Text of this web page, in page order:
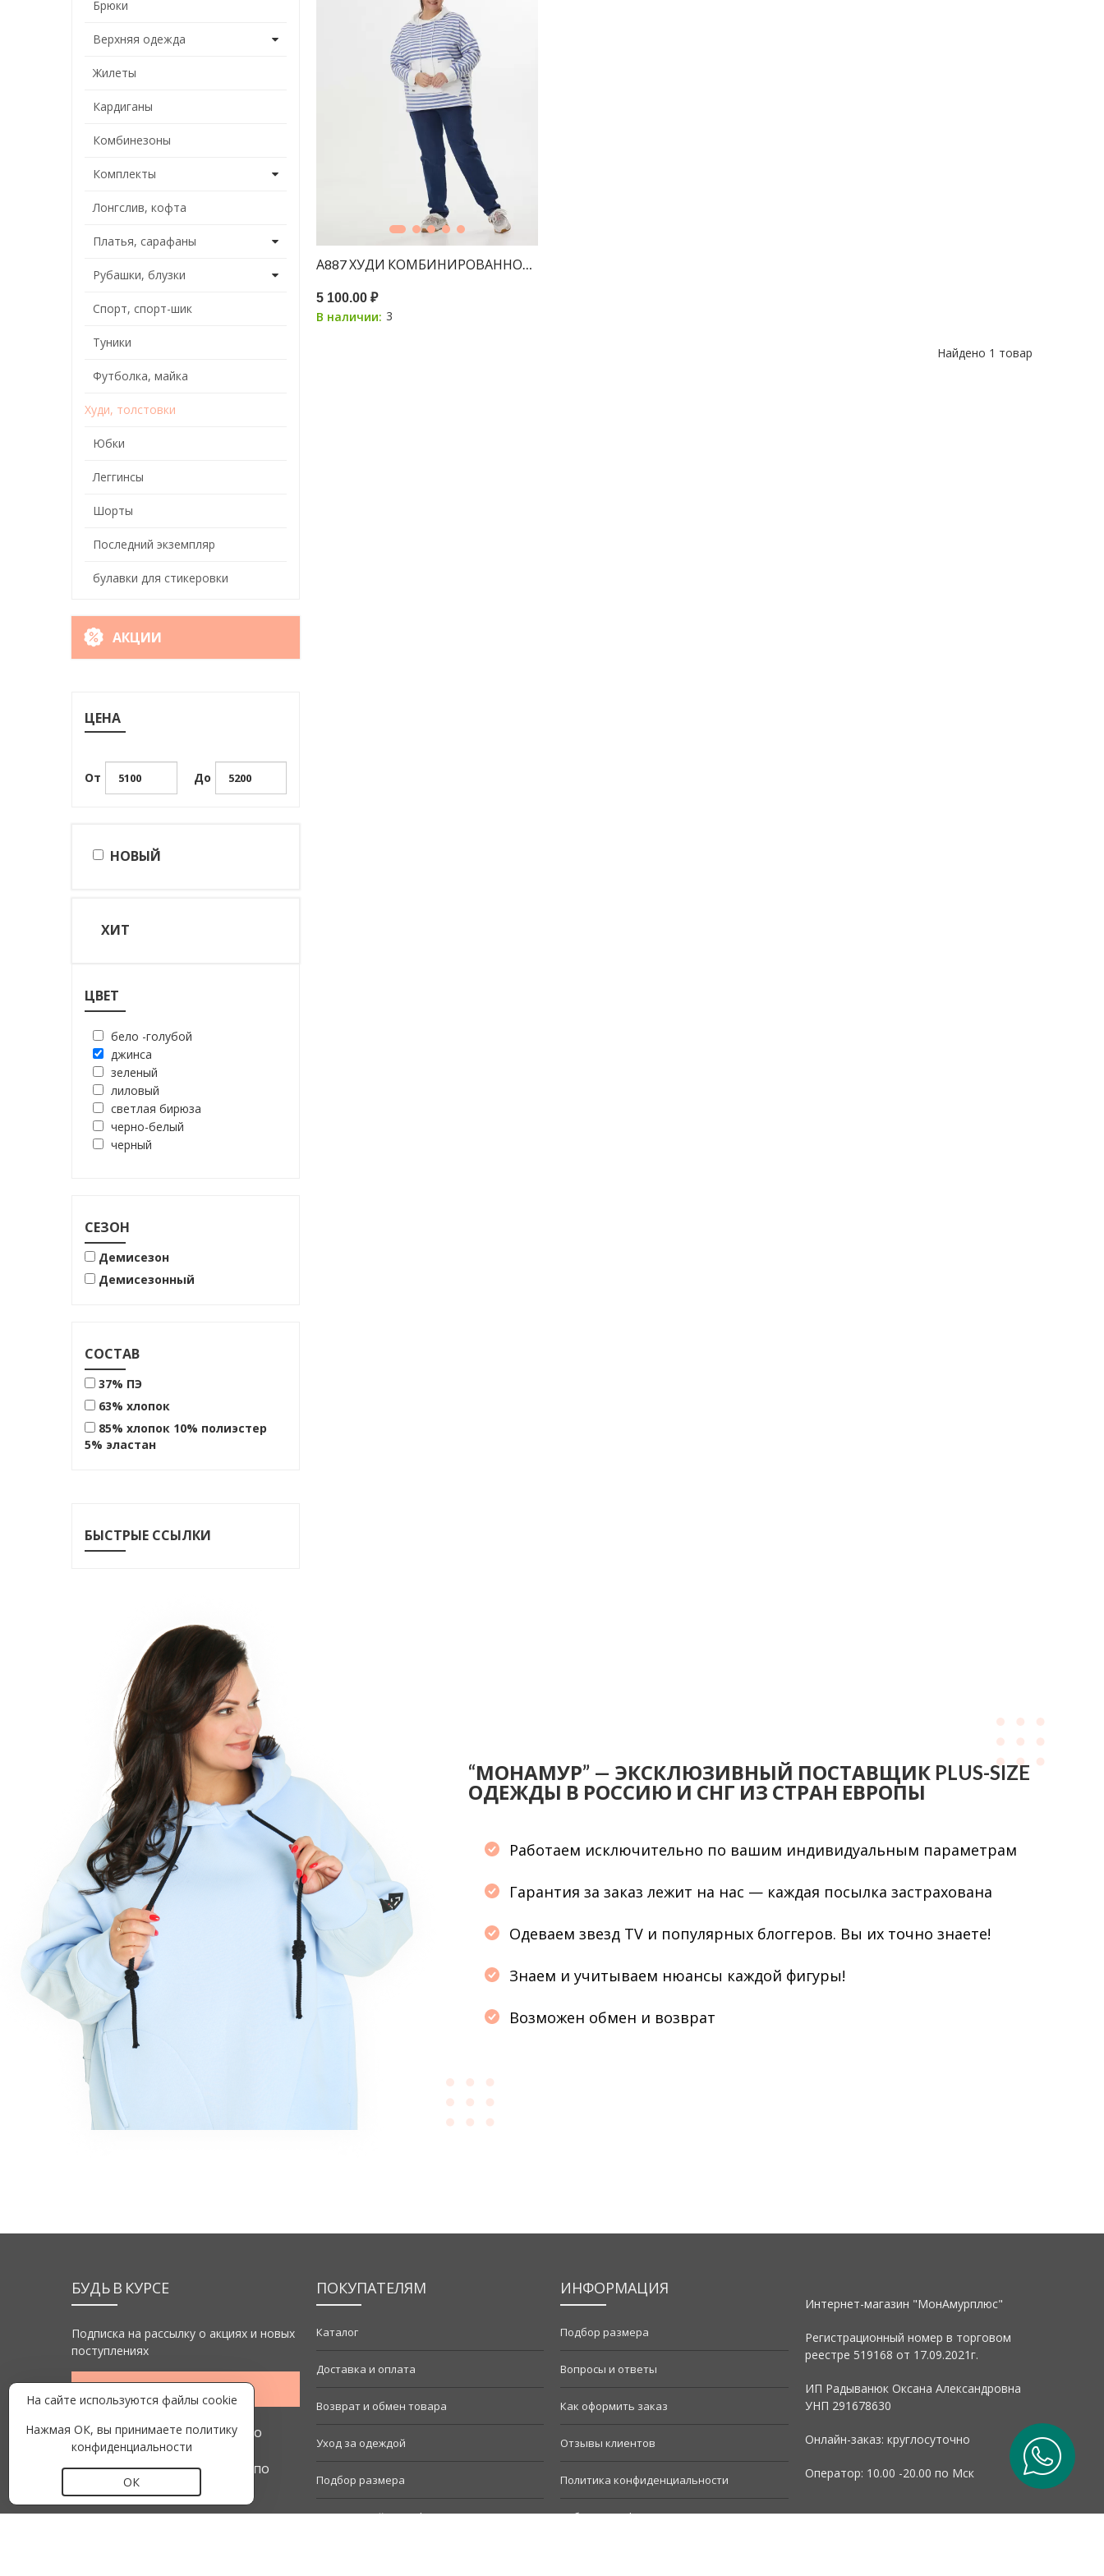
Брюки
Верхняя одежда
Жилеты
Кардиганы
Комбинезоны
Комплекты
Лонгслив, кофта
Платья, сарафаны
Рубашки, блузки
Спорт, спорт-шик
Туники
Футболка, майка
Худи, толстовки
Юбки
Леггинсы
Шорты
Последний экземпляр
булавки для стикеровки
АКЦИИ
ЦЕНА
От До
НОВЫЙ
ХИТ
ЦВЕТ
бело -голубой
джинса
зеленый
лиловый
светлая бирюза
черно-белый
черный
СЕЗОН
Демисезон
Демисезонный
СОСТАВ
37% ПЭ
63% хлопок
85% хлопок 10% полиэстер
5% эластан
БЫСТРЫЕ ССЫЛКИ
А887 ХУДИ КОМБИНИРОВАННОЕ "ТОИТА" МОЛОКО (ДЖИНСА) ПРИНТ ПОЛОСКА
5 100.00 ₽
В наличии: 3
Найдено 1 товар
“МОНАМУР” — ЭКСКЛЮЗИВНЫЙ ПОСТАВЩИК PLUS-SIZE
ОДЕЖДЫ В РОССИЮ И СНГ ИЗ СТРАН ЕВРОПЫ
Работаем исключительно по вашим индивидуальным параметрам
Гарантия за заказ лежит на нас — каждая посылка застрахована
Одеваем звезд TV и популярных блоггеров. Вы их точно знаете!
Знаем и учитываем нюансы каждой фигуры!
Возможен обмен и возврат
БУДЬ В КУРСЕ
Подписка на рассылку о акциях и новых
поступлениях
+7 916 363-05-79 Звонок по
Росии
+375 33 913-69-68 Звонок по
Беларуси
ПОКУПАТЕЛЯМ
Каталог
Доставка и оплата
Возврат и обмен товара
Уход за одеждой
Подбор размера
Подарочный сертификат
ИНФОРМАЦИЯ
Подбор размера
Вопросы и ответы
Как оформить заказ
Отзывы клиентов
Политика конфиденциальности
Публичная оферта
Интернет-магазин "МонАмурплюс"
Регистрационный номер в торговом
реестре 519168 от 17.09.2021г.
ИП Радыванюк Оксана Александровна
УНП 291678630
Онлайн-заказ: круглосуточно
Оператор: 10.00 -20.00 по Мск
На сайте используются файлы cookie
Нажмая ОК, вы принимаете политику
конфиденциальности
ОК